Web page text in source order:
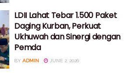
LDII Lahat Tebar 1.500 Paket
Daging Kurban, Perkuat
Ukhuwah dan Sinergi dengan
Pemda
BY ADMIN JUNE 2, 2026